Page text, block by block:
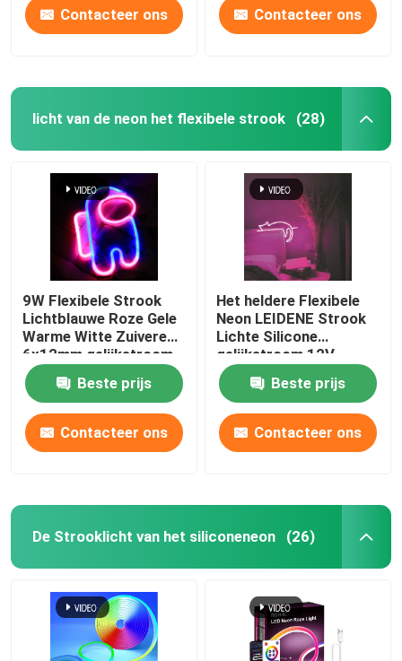
LED-neonstrooklamp buiten
Contacteer ons Contacteer ons
licht van de neon het flexibele strook (28)
9W Flexibele Strook
Lichtblauwe Roze Gele
Warme Witte Zuivere
6x12mm gelijkstroom
12V van het
siliconeneonBeste prijs
Contacteer ons
Het heldere Flexibele
Neon LEIDENE Strook
Lichte Silicone
gelijkstroom 12V
maakt Decoratief
waterdichtBeste prijs
Contacteer ons
De Strooklicht van het siliconeneon (26)